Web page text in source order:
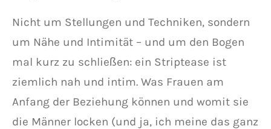
Nicht um Stellungen und Techniken, sondern
um Nähe und Intimität – und um den Bogen
mal kurz zu schließen: ein Striptease ist
ziemlich nah und intim. Was Frauen am
Anfang der Beziehung können und womit sie
die Männer locken (und ja, ich meine das ganz